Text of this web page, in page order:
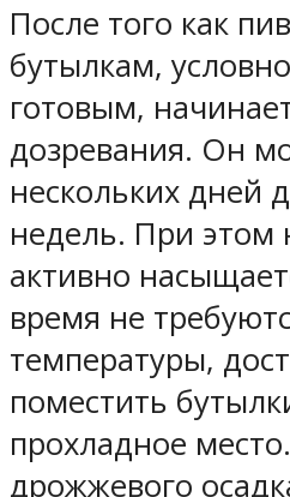
После того как
бутылкам,
готовым,
дозревания. Он
нескольких дней
недель. При этом
активно
время не
температуры,
поместить
прохладное
дрожжевого